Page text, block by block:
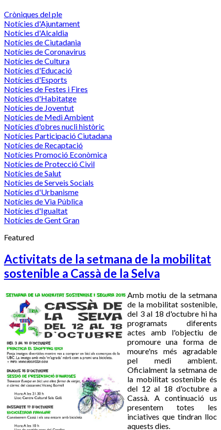
Cròniques del ple
Notícies d'Ajuntament
Notícies d'Alcaldia
Notícies de Ciutadania
Notícies de Coronavirus
Notícies de Cultura
Notícies d'Educació
Notícies d'Esports
Notícies de Festes i Fires
Notícies d'Habitatge
Notícies de Joventut
Notícies de Medi Ambient
Notícies d'obres nucli històric
Notícies Participació Ciutadana
Notícies de Recaptació
Notícies Promoció Econòmica
Notícies de Protecció Civil
Notícies de Salut
Notícies de Serveis Socials
Notícies d'Urbanisme
Notícies de Via Pública
Notícies d'Igualtat
Notícies de Gent Gran
Featured
Activitats de la setmana de la mobilitat
sostenible a Cassà de la Selva
Amb motiu de la setmana
de la mobilitat sostenible,
del 3 al 18 d'octubre hi ha
programats diferents
actes amb l'objectiu de
promoure una forma de
moure'ns més agradable
pel medi ambient.
Oficialment la setmana de
la mobilitat sostenible és
del 12 al 18 d'octubre a
Cassà. A continuació us
presentem totes les
inciatives que tindran lloc
aquests dies.